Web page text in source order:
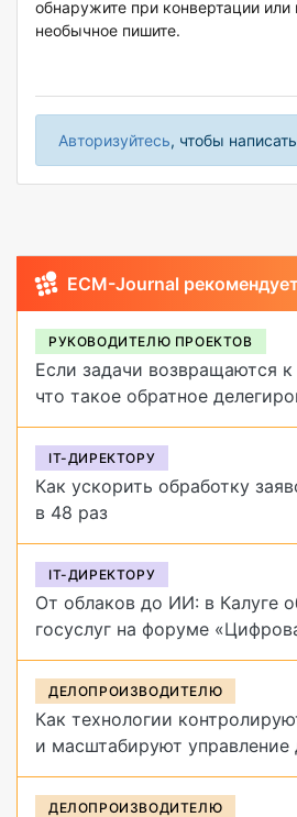
обнаружите при конвертации или
необычное пишите.
Авторизуйтесь, чтобы
ECM-Journal
РУКОВОДИТЕЛЮ ПРОЕКТОВ
Если задачи возвращаются
что такое обратное
от него избавиться
IT-ДИРЕКТОРУ
Как ускорить обработку
в 48 раз
IT-ДИРЕКТОРУ
От облаков до ИИ: в Калуге
госуслуг на форуме
ДЕЛОПРОИЗВОДИТЕЛЮ
Как технологии
и масштабируют управление
ДЕЛОПРОИЗВОДИТЕЛЮ